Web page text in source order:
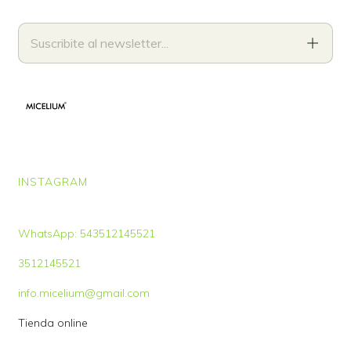
INSTAGRAM
WhatsApp: 543512145521
3512145521
info.micelium@gmail.com
Tienda online